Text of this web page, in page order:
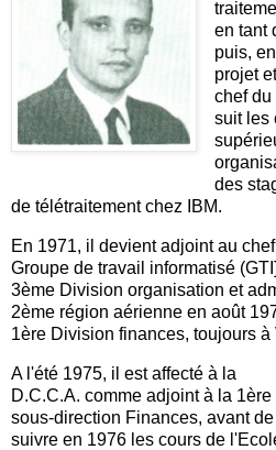
en tant
puis,
projet
chef du
suit les
des
de télétraitement chez IBM.
En 1971, il devient adjoint au
Groupe de travail informatisé
3ème Division organisation et
2ème région aérienne en août
1ère Division finances, toujours à
A l'été 1975, il est affecté à la
D.C.C.A. comme adjoint à la 1ère
sous-direction Finances, avant de
suivre en 1976 les cours de